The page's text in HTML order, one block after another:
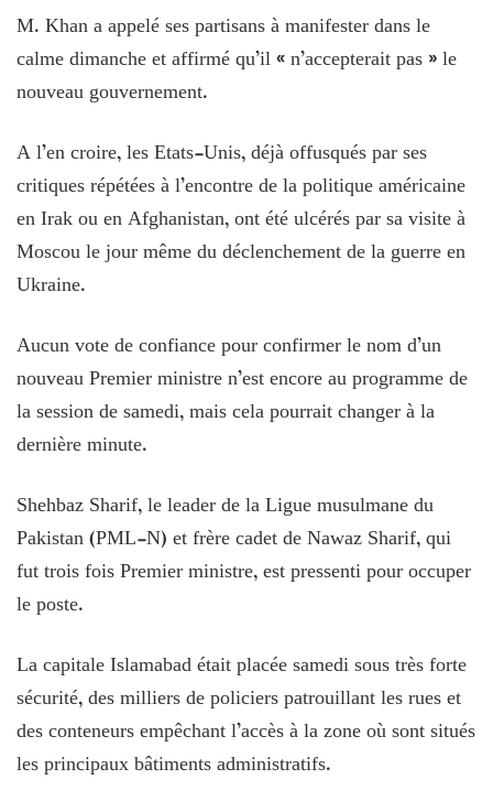
M. Khan a appelé ses partisans à manifester dans le
calme dimanche et affirmé qu’il « n’accepterait pas » le
nouveau gouvernement.
A l’en croire, les Etats-Unis, déjà offusqués par ses
critiques répétées à l’encontre de la politique américaine
en Irak ou en Afghanistan, ont été ulcérés par sa visite à
Moscou le jour même du déclenchement de la guerre en
Ukraine.
Aucun vote de confiance pour confirmer le nom d’un
nouveau Premier ministre n’est encore au programme de
la session de samedi, mais cela pourrait changer à la
dernière minute.
Shehbaz Sharif, le leader de la Ligue musulmane du
Pakistan (PML-N) et frère cadet de Nawaz Sharif, qui
fut trois fois Premier ministre, est pressenti pour occuper
le poste.
La capitale Islamabad était placée samedi sous très forte
sécurité, des milliers de policiers patrouillant les rues et
des conteneurs empêchant l’accès à la zone où sont situés
les principaux bâtiments administratifs.